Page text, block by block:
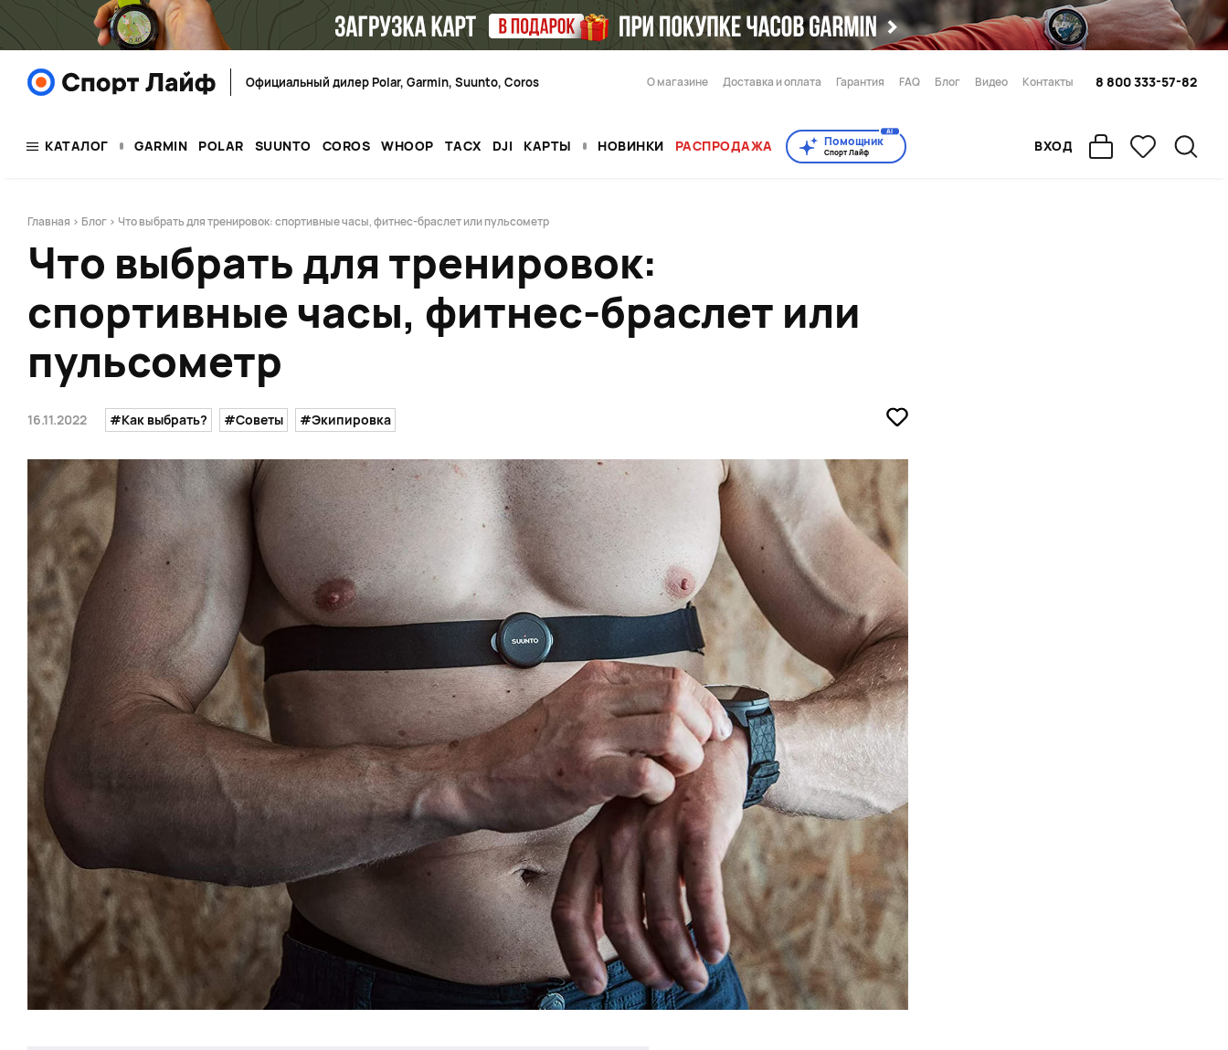
Официальный дилер Polar, Garmin, Suunto, Coros О магазине Доставка и оплата Гарантия FAQ Блог Видео Контакты 8 800 333-57-82
КАТАЛОГ GARMIN POLAR SUUNTO COROS WHOOP TACX DJI КАРТЫ НОВИНКИ РАСПРОДАЖА Помощник
Спорт Лайф
AI
ВХОД
Главная > Блог > Что выбрать для тренировок: спортивные часы, фитнес-браслет или пульсометр
Что выбрать для тренировок:
спортивные часы, фитнес-браслет или
пульсометр
16.11.2022 #Как выбрать? #Советы #Экипировка